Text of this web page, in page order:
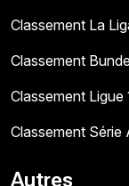
Classement La
Classement
Classement Ligue
Classement Série
Autres